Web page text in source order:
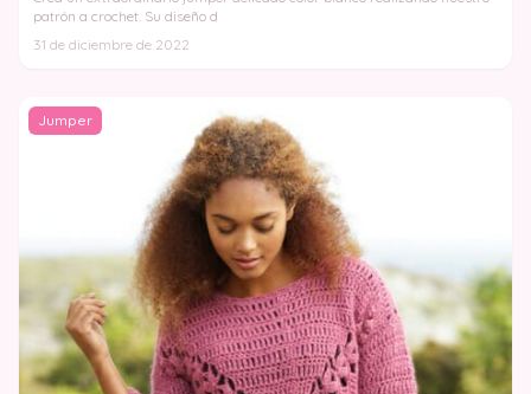
patrón a crochet. Su diseño d
31 de diciembre de 2022
Jumper